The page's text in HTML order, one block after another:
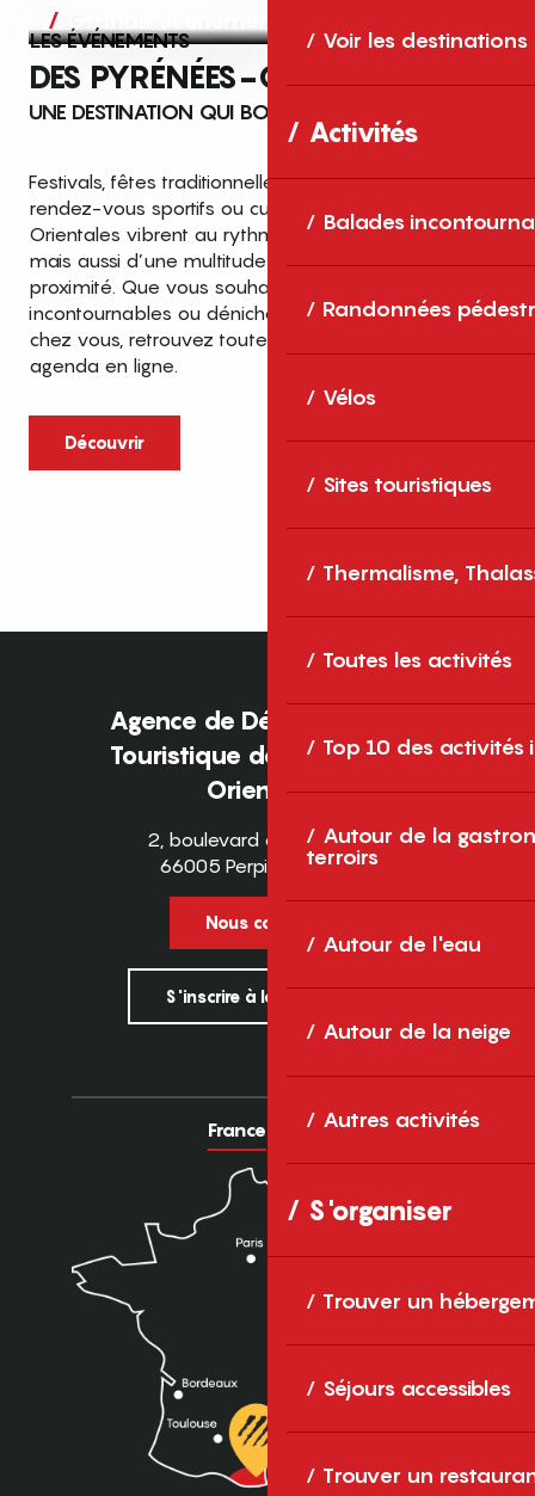
Voir les destinations
Activités
Balades
Randonnées
Vélos
Sites touristiques
Thermalisme,
Toutes les activités
Top 10 des activités
Autour de la
terroirs
Autour de l'eau
Autour de la neige
Autres activités
S'organiser
Trouver un
Séjours accessibles
Trouver un
Grands événements
LES ÉVÉNEMENTS
DES PYRÉNÉES-ORIENTALES
UNE DESTINATION QUI BOUGE TOUTE L’ANNÉE
Festivals, fêtes traditionnelles, concerts, expositions,
rendez-vous sportifs ou culturels… les Pyrénées-
Orientales vibrent au rythme de grands temps forts
mais aussi d’une multitude d’événements de
proximité. Que vous souhaitiez vivre les
incontournables ou dénicher des sorties près de
chez vous, retrouvez toutes les infos dans notre
agenda en ligne.
Découvrir
Top des événements et sorties
en famille
cet été dans les Pyrénées-Orientales
Entre mer Méditerranée, villages de
caractère et grands espaces naturels, les
Pyrénées-Orientales sont une destination
idéale pour partager des moments en
famille tout au long...
Agence de Développement
Touristique des Pyrénées-
Orientales
2, boulevard des Pyrénées
66005 Perpignan Cedex
Nous contacter
S'inscrire à la newsletter
France Europe